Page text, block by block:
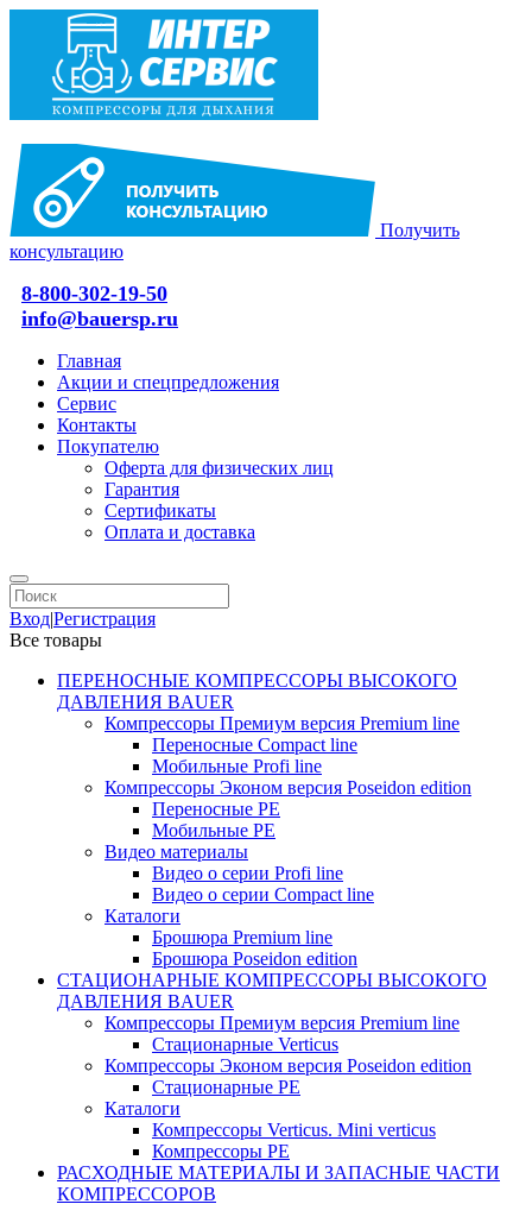
Получить
консультацию
8-800-302-19-50
info@bauersp.ru
Главная
Акции и спецпредложения
Сервис
Контакты
Покупателю
Оферта для физических лиц
Гарантия
Сертификаты
Оплата и доставка
Вход|Регистрация
Все товары
ПЕРЕНОСНЫЕ КОМПРЕССОРЫ ВЫСОКОГО
ДАВЛЕНИЯ BAUER
Компрессоры Премиум версия Premium line
Переносные Compact line
Мобильные Profi line
Компрессоры Эконом версия Poseidon edition
Переносные PE
Мобильные PE
Видео материалы
Видео о серии Profi line
Видео о серии Compact line
Каталоги
Брошюра Premium line
Брошюра Poseidon edition
СТАЦИОНАРНЫЕ КОМПРЕССОРЫ ВЫСОКОГО
ДАВЛЕНИЯ BAUER
Компрессоры Премиум версия Premium line
Стационарные Verticus
Компрессоры Эконом версия Poseidon edition
Стационарные PE
Каталоги
Компрессоры Verticus. Mini verticus
Компрессоры PE
РАСХОДНЫЕ МАТЕРИАЛЫ И ЗАПАСНЫЕ ЧАСТИ
КОМПРЕССОРОВ